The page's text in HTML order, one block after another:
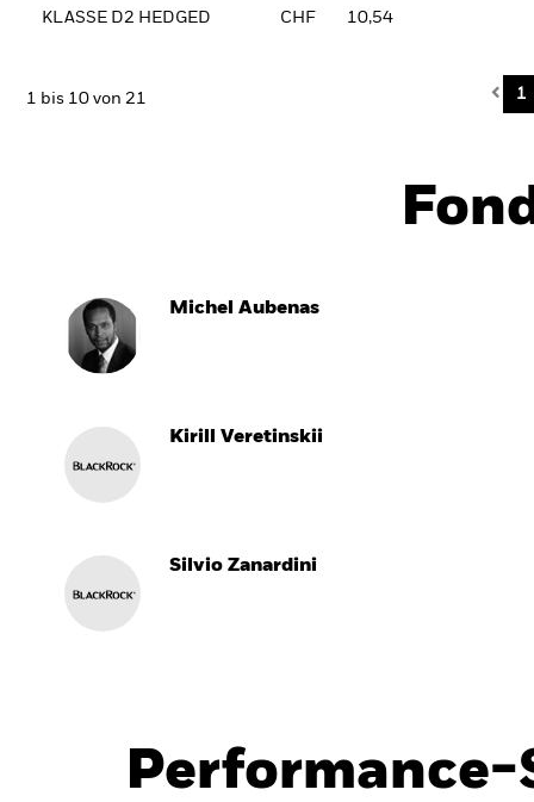
KLASSE D2 HEDGED CHF 10,54
1 bis 10 von 21 1
Michel Aubenas
Kirill Veretinskii
Silvio Zanardini
Performance-